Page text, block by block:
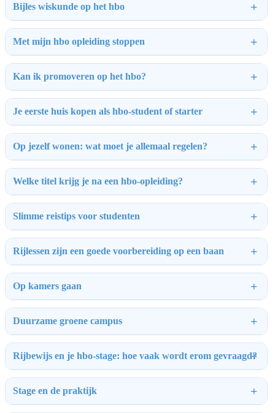
Bijles wiskunde op het hbo
Met mijn hbo opleiding stoppen
Kan ik promoveren op het hbo?
Je eerste huis kopen als hbo-student of starter
Op jezelf wonen: wat moet je allemaal regelen?
Welke titel krijg je na een hbo-opleiding?
Slimme reistips voor studenten
Rijlessen zijn een goede voorbereiding op een baan
Op kamers gaan
Duurzame groene campus
Rijbewijs en je hbo-stage: hoe vaak wordt erom gevraagd?
Stage en de praktijk